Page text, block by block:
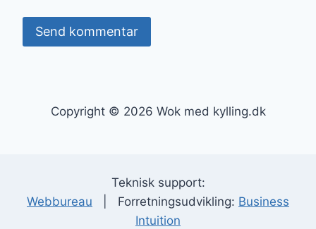
Copyright © 2026 Wok med kylling.dk
Teknisk support:
Webbureau | Forretningsudvikling: Business
Intuition